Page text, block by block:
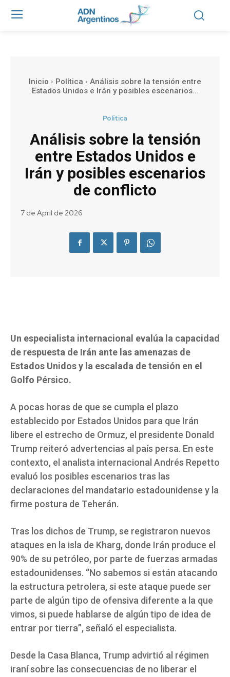
Inicio Política
Análisis sobre la tensión entre
Estados Unidos e Irán y posibles escenarios...
Política
Análisis sobre la tensión
entre Estados Unidos e
Irán y posibles escenarios
de conflicto
7 de April de 2026
Un especialista internacional evalúa la capacidad
de respuesta de Irán ante las amenazas de
Estados Unidos y la escalada de tensión en el
Golfo Pérsico.
A pocas horas de que se cumpla el plazo
establecido por Estados Unidos para que Irán
libere el estrecho de Ormuz, el presidente Donald
Trump reiteró advertencias al país persa. En este
contexto, el analista internacional Andrés Repetto
evaluó los posibles escenarios tras las
declaraciones del mandatario estadounidense y la
firme postura de Teherán.
Tras los dichos de Trump, se registraron nuevos
ataques en la isla de Kharg, donde Irán produce el
90% de su petróleo, por parte de fuerzas armadas
estadounidenses. “No sabemos si están atacando
la estructura petrolera, si este ataque puede ser
parte de algún tipo de ofensiva diferente a la que
vimos, si puede hablarse de algún tipo de idea de
entrar por tierra”, señaló el especialista.
Desde la Casa Blanca, Trump advirtió al régimen
iraní sobre las consecuencias de no liberar el